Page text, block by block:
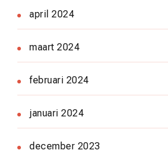
april 2024
maart 2024
februari 2024
januari 2024
december 2023